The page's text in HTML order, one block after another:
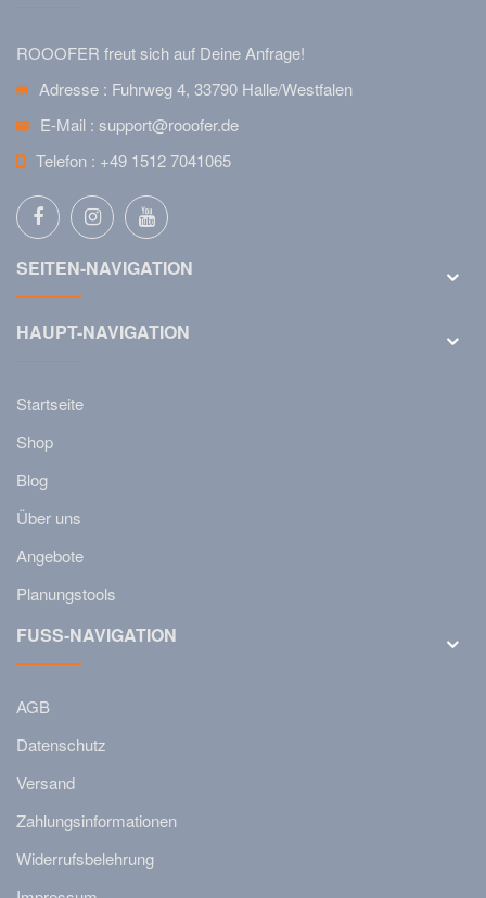
ROOOFER freut sich auf Deine Anfrage!
Adresse : Fuhrweg 4, 33790 Halle/Westfalen
E-Mail : support@rooofer.de
Telefon : +49 1512 7041065
SEITEN-NAVIGATION
HAUPT-NAVIGATION
Startseite
Shop
Blog
Über uns
Angebote
Planungstools
FUSS-NAVIGATION
AGB
Datenschutz
Versand
Zahlungsinformationen
Widerrufsbelehrung